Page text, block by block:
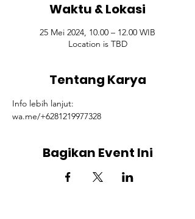
Waktu & Lokasi
25 Mei 2024, 10.00 – 12.00 WIB
Location is TBD
Tentang Karya
Info lebih lanjut:
wa.me/+6281219977328
Bagikan Event Ini